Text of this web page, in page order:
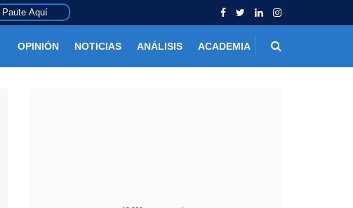
Paute Aquí
OPINIÓN NOTICIAS ANÁLISIS ACADEMIA